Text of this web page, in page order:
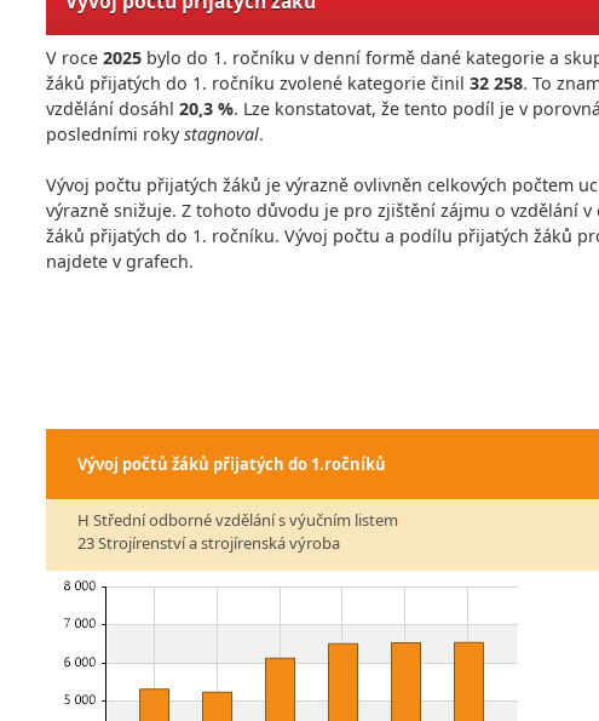
V roce 2025 bylo do 1. ročníku v denní formě dané kategorie a
žáků přijatých do 1. ročníku zvolené kategorie činil 32 258. To
vzdělání dosáhl 20,3 %. Lze konstatovat, že tento podíl je v
posledními rokystagnoval.
Vývoj počtu přijatých žáků je výrazně ovlivněn celkových počtem
výrazně snižuje. Z tohoto důvodu je pro zjištění zájmu o vzdělání
žáků přijatých do 1. ročníku. Vývoj počtu a podílu přijatých žáků
najdete v grafech.
Vývoj počtů žáků přijatých do 1.ročníků
H Střední odborné vzdělání s výučním listem
23 Strojírenství a strojírenská výroba